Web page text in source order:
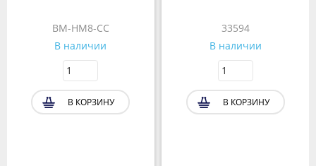
BM-HM8-CC
В наличии
В КОРЗИНУ
33594
В наличии
В КОРЗИНУ